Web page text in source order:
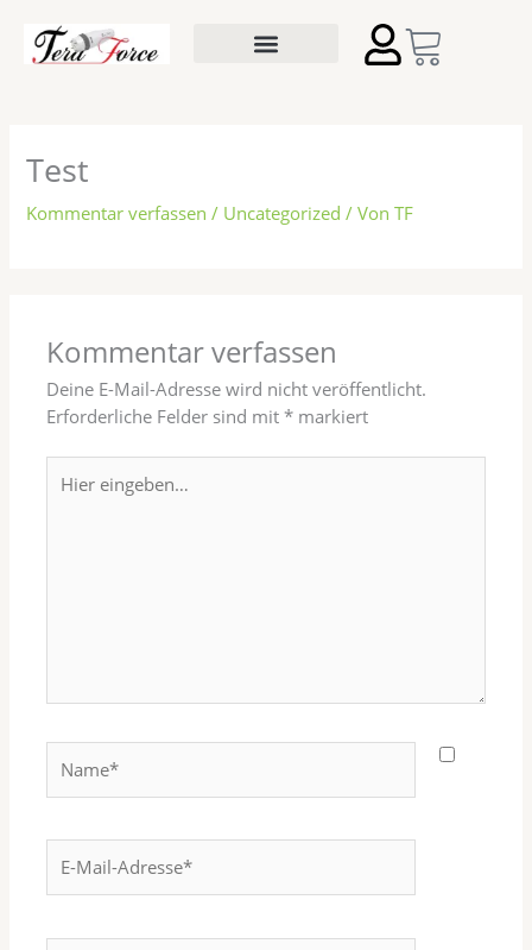
Inhalt
springen
Test
Kommentar verfassen / Uncategorized / VonTF
Kommentar verfassen
Deine E-Mail-Adresse wird nicht veröffentlicht.
Erforderliche Felder sind mit* markiert
eingeben…
Mail-